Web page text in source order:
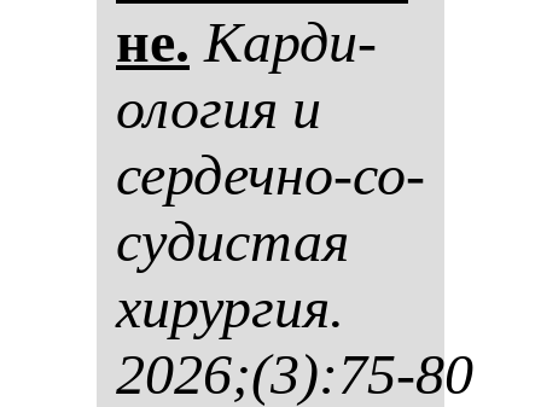
не. Кар­ди­
оло­гия и
сер­деч­но-со­
су­дис­тая
хи­рур­гия.
2026;(3):75-80